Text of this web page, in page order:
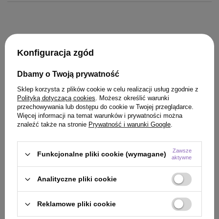
KLIENCI, KTÓRZY KUPILI TEN
PRODUKT KUPILI TAKŻE
Konfiguracja zgód
Dbamy o Twoją prywatność
Sklep korzysta z plików cookie w celu realizacji usług zgodnie z
Polityką dotyczącą cookies. Możesz określić warunki
przechowywania lub dostępu do cookie w Twojej przeglądarce.
Więcej informacji na temat warunków i prywatności można
znaleźć także na stronie Prywatność i warunki Google.
Funkcjonalne pliki cookie (wymagane)
Zawsze
aktywne
Analityczne pliki cookie
Reklamowe pliki cookie